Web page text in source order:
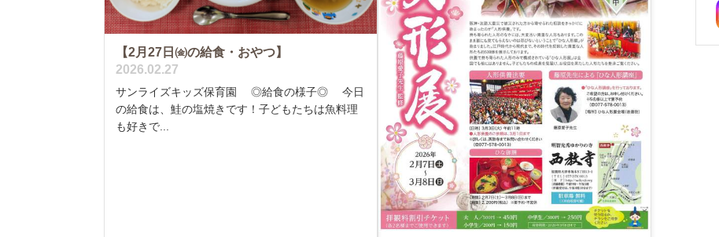
【2月27日㈮の給食・おやつ】
2026.02.27
サンライズキッズ保育園 ◎給食の様子◎ 今日
の給食は、鮭の塩焼きです！子どもたちは魚料理
も好きで...